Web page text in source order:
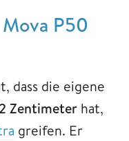
P50
dass die eigene
2 Zentimeter hat,
greifen. Er